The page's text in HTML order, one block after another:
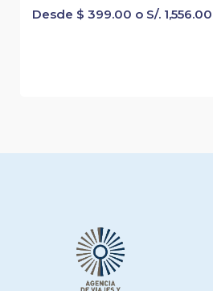
Desde $ 399.00 o S/. 1,556.00